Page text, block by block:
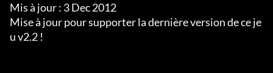
Mis à jour : 3 Dec 2012
Mise à jour pour supporter la dernière version de ce je
u v2.2 !